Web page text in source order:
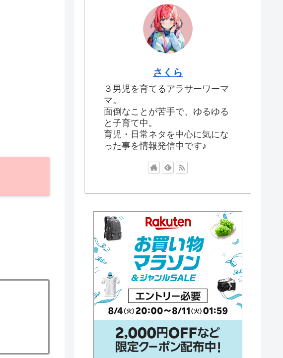
さくら
３男児を育てるアラサーワーマ
マ。
面倒なことが苦手で、ゆるゆる
と子育て中。
育児・日常ネタを中心に気にな
った事を情報発信中です♪